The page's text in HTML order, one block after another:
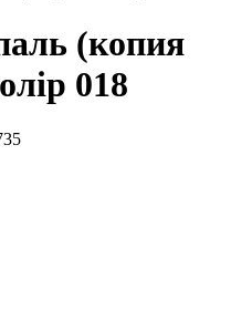
(копия
018